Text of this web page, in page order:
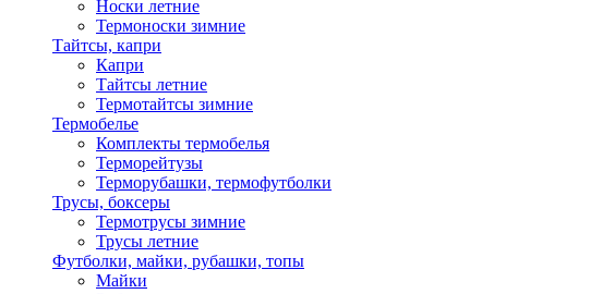
Носки летние
Термоноски зимние
Тайтсы, капри
Капри
Тайтсы летние
Термотайтсы зимние
Термобелье
Комплекты термобелья
Терморейтузы
Терморубашки, термофутболки
Трусы, боксеры
Термотрусы зимние
Трусы летние
Футболки, майки, рубашки, топы
Майки